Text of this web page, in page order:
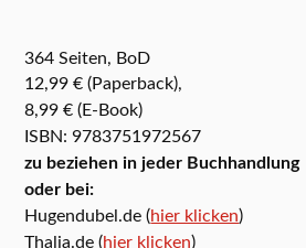
364 Seiten, BoD
12,99 € (Paperback),
8,99 € (E-Book)
ISBN: 9783751972567
zu beziehen in jeder Buchhandlung
oder bei:
Hugendubel.de (hier klicken)
Thalia.de (hier klicken)